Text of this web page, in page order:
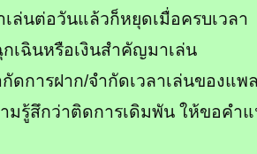
เล่นต่อวันแล้วก็หยุดเมื่อครบเวลา
กเฉินหรือเงินสำคัญมาเล่น
กัดการฝาก/จำกัดเวลาเล่นของแ
มรู้สึกว่าติดการเดิมพัน ให้ขอคำ